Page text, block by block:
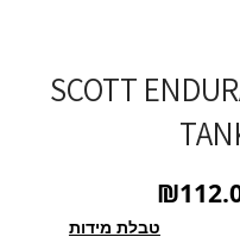
SCOTT
המקורי היה: ₪149.00.
₪
הנוכחי הוא: ₪112.00.
טבלת מידות